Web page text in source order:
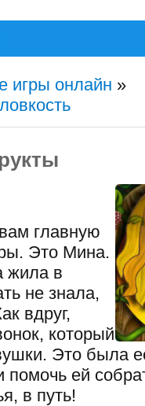
игры онлайн »
главную
Это Мина.
жила в
не знала,
вдруг,
который
Это была
помочь ей
в путь!